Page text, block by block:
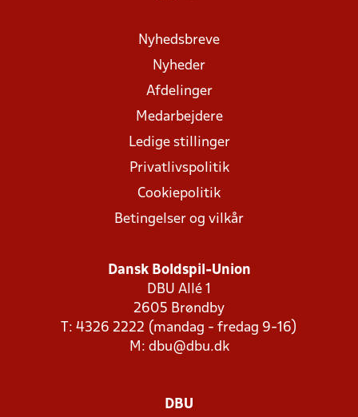
Nyhedsbreve
Nyheder
Afdelinger
Medarbejdere
Ledige stillinger
Privatlivspolitik
Cookiepolitik
Betingelser og vilkår
Dansk Boldspil-Union
DBU Allé 1
2605 Brøndby
T: 4326 2222 (mandag - fredag 9-16)
M: dbu@dbu.dk
DBU